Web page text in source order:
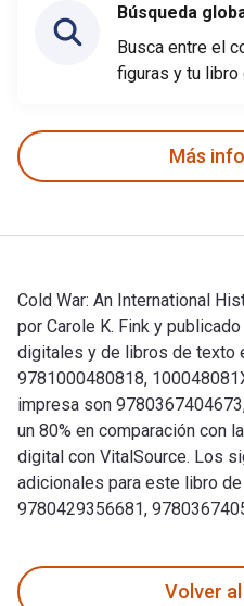
Búsqueda
Busca entre el
figuras y tu libro
Más
Cold War: An International
por Carole K. Fink y
digitales y de libros de texto
9781000480818,
impresa son
un 80% en comparación con
digital con VitalSource. Los
adicionales para este libro
9780429356681,
Volver